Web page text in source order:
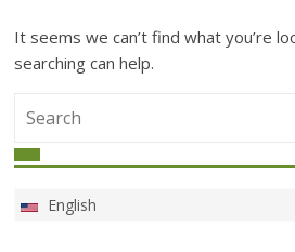
It seems we can’t find what you’re
searching can help.
English